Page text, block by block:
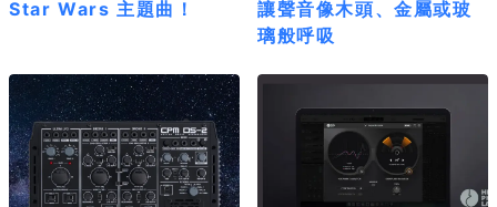
Star Wars 主題曲！
讓聲音像木頭、金屬或玻
璃般呼吸